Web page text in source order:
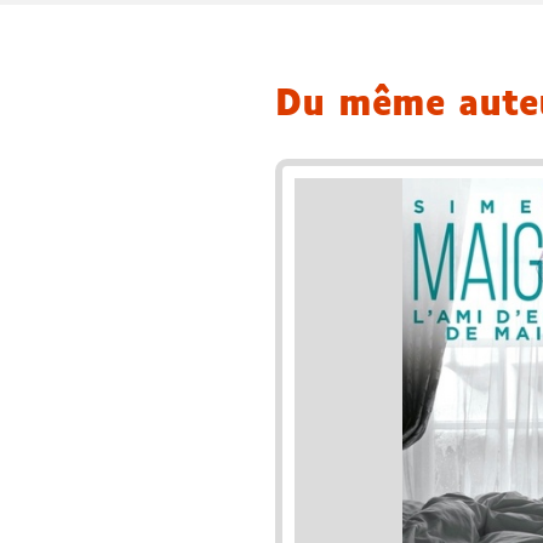
Du même